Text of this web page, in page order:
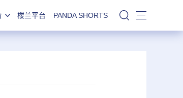
楼兰平台 PANDA SHORTS 站内搜索